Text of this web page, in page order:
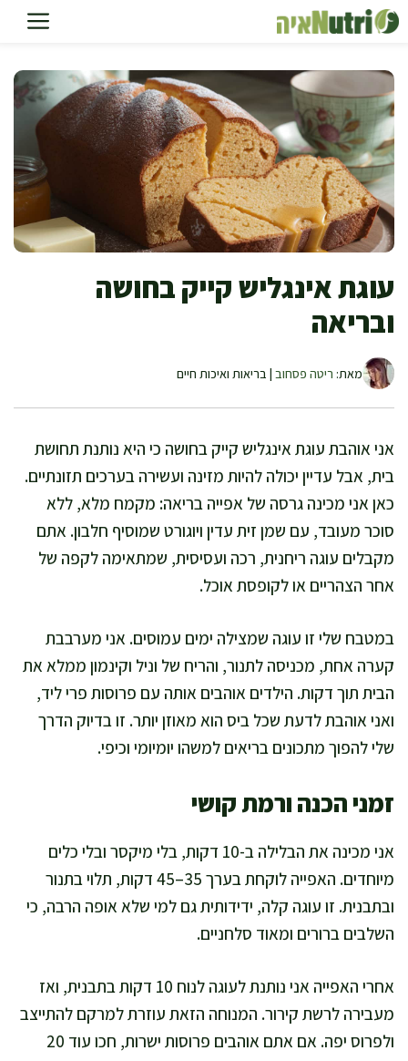
לדלג
לתוכן
עוגת אינגליש קייק בחושה
ובריאה
מאת: ריטה פסחוב | בריאות ואיכות חיים
אני אוהבת עוגת אינגליש קייק בחושה כי היא נותנת תחושת
בית, אבל עדיין יכולה להיות מזינה ועשירה בערכים תזונתיים.
כאן אני מכינה גרסה של אפייה בריאה: מקמח מלא, ללא
סוכר מעובד, עם שמן זית עדין ויוגורט שמוסיף חלבון. אתם
מקבלים עוגה ריחנית, רכה ועסיסית, שמתאימה לקפה של
אחר הצהריים או לקופסת אוכל.
במטבח שלי זו עוגה שמצילה ימים עמוסים. אני מערבבת
קערה אחת, מכניסה לתנור, והריח של וניל וקינמון ממלא את
הבית תוך דקות. הילדים אוהבים אותה עם פרוסות פרי ליד,
ואני אוהבת לדעת שכל ביס הוא מאוזן יותר. זו בדיוק הדרך
שלי להפוך מתכונים בריאים למשהו יומיומי וכיפי.
זמני הכנה ורמת קושי
אני מכינה את הבלילה ב-10 דקות, בלי מיקסר ובלי כלים
מיוחדים. האפייה לוקחת בערך 35–45 דקות, תלוי בתנור
ובתבנית. זו עוגה קלה, ידידותית גם למי שלא אופה הרבה, כי
השלבים ברורים ומאוד סלחניים.
אחרי האפייה אני נותנת לעוגה לנוח 10 דקות בתבנית, ואז
מעבירה לרשת קירור. המנוחה הזאת עוזרת למרקם להתייצב
ולפרוס יפה. אם אתם אוהבים פרוסות ישרות, חכו עוד 20